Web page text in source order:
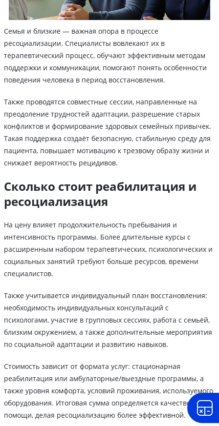
Семья и близкие — важная опора в процессе
ресоциализации. Специалисты вовлекают их в
терапевтический процесс, обучают эффективным методам
поддержки и коммуникации, помогают понять особенности
поведения человека в период восстановления.
Также проводятся совместные сессии, направленные на
преодоление трудностей адаптации, разрешение старых
конфликтов и формирование здоровых семейных привычек.
Такая поддержка создаёт безопасную, стабильную среду для
пациента, повышает мотивацию к трезвому образу жизни и
снижает вероятность рецидивов.
Сколько стоит реабилитация и
ресоциализация
На цену влияет продолжительность пребывания и
интенсивность программы. Более длительные курсы с
расширенным набором терапевтических, психологических и
социальных занятий требуют больше ресурсов, времени
специалистов.
Также учитывается индивидуальный план восстановления:
необходимость индивидуальных консультаций с
психологами, участие в групповых сессиях, работа с семьёй,
близким окружением, а также дополнительные мероприятия
по социальной адаптации и развитию навыков.
Стоимость зависит от формата услуг: стационарная
реабилитация или амбулаторные/выездные программы, а
также уровня комфорта, условий проживания, используемого
оборудования. Итоговая сумма определяется качеством
помощи, делая ресоциализацию более эффективной.